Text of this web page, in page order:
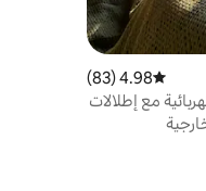
متوسط التقييم 4.98 من 5، 83 مراجعات
4.98 (83)
مع إطلالات